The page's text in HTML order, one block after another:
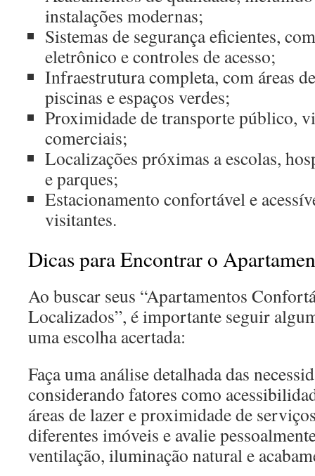
instalações modernas;
Sistemas de segurança eficientes,
eletrônico e controles de acesso;
Infraestrutura completa, com áreas
piscinas e espaços verdes;
Proximidade de transporte público,
comerciais;
Localizações próximas a escolas,
e parques;
Estacionamento confortável e
visitantes.
Dicas para Encontrar o
Ao buscar seus “Apartamentos
Localizados”, é importante seguir
uma escolha acertada:
Faça uma análise detalhada das
considerando fatores como
áreas de lazer e proximidade de
diferentes imóveis e avalie
ventilação, iluminação natural e